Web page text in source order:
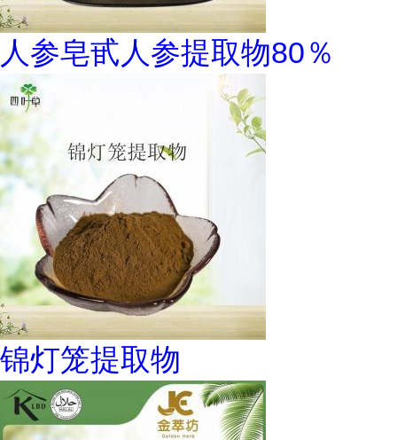
人参皂甙人参提取物80％
锦灯笼提取物